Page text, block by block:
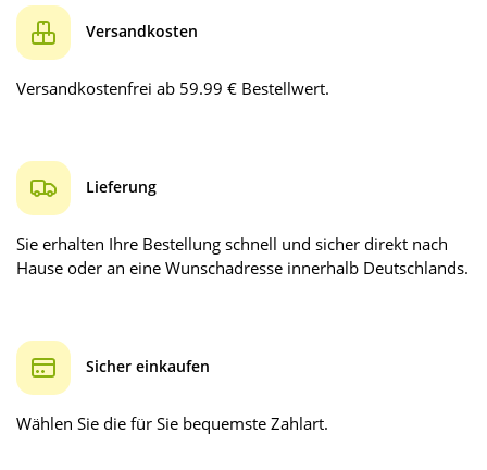
Versandkosten
Versandkostenfrei ab 59.99 € Bestellwert.
Lieferung
Sie erhalten Ihre Bestellung schnell und sicher direkt nach
Hause oder an eine Wunschadresse innerhalb Deutschlands.
Sicher einkaufen
Wählen Sie die für Sie bequemste Zahlart.